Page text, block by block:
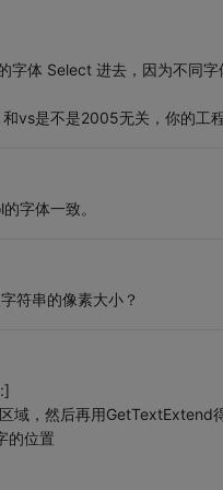
字体 Select 进去，因为不同
vs是不是2005无关，你的工
字体一致。
符串的像素大小？
域，然后再用GetTextExtend
的位置